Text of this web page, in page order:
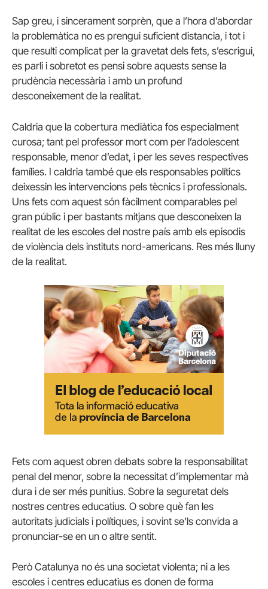
Sap greu, i sincerament sorprèn, que a l’hora d’abordar
la problemàtica no es prengui suficient distancia, i tot i
que resulti complicat per la gravetat dels fets, s’escrigui,
es parli i sobretot es pensi sobre aquests sense la
prudència necessària i amb un profund
desconeixement de la realitat.
Caldria que la cobertura mediàtica fos especialment
curosa; tant pel professor mort com per l’adolescent
responsable, menor d’edat, i per les seves respectives
famílies. I caldria també que els responsables polítics
deixessin les intervencions pels tècnics i professionals.
Uns fets com aquest són fàcilment comparables pel
gran públic i per bastants mitjans que desconeixen la
realitat de les escoles del nostre país amb els episodis
de violència dels instituts nord-americans. Res més lluny
de la realitat.
Fets com aquest obren debats sobre la responsabilitat
penal del menor, sobre la necessitat d’implementar mà
dura i de ser més punitius. Sobre la seguretat dels
nostres centres educatius. O sobre què fan les
autoritats judicials i polítiques, i sovint se’ls convida a
pronunciar-se en un o altre sentit.
Però Catalunya no és una societat violenta; ni a les
escoles i centres educatius es donen de forma